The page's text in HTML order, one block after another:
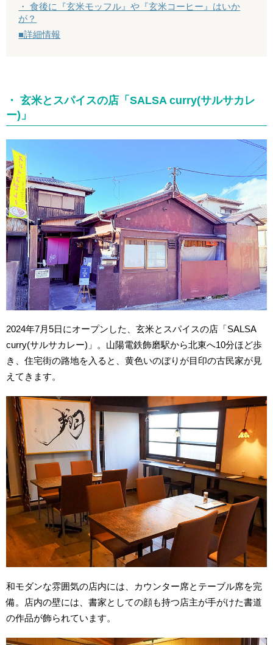
・ 食後に『玄米モッフル』や『玄米コーヒー』はいか
が？
■詳細情報
・ 玄米とスパイスの店「SALSA curry(サルサカレ
ー)」
2024年7月5日にオープンした、玄米とスパイスの店「SALSA
curry(サルサカレー)」。山陽電鉄飾磨駅から北東へ10分ほど歩
き、住宅街の路地を入ると、黄色いのぼりが目印の古民家が見
えてきます。
和モダンな雰囲気の店内には、カウンター席とテーブル席を完
備。店内の壁には、書家としての顔も持つ店主が手がけた書道
の作品が飾られています。